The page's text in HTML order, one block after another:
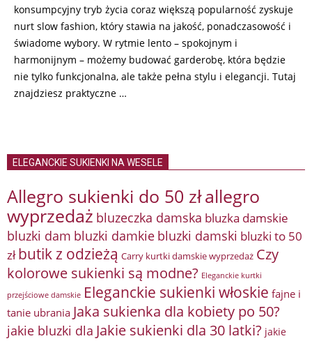
konsumpcyjny tryb życia coraz większą popularność zyskuje
nurt slow fashion, który stawia na jakość, ponadczasowość i
świadome wybory. W rytmie lento – spokojnym i
harmonijnym – możemy budować garderobę, która będzie
nie tylko funkcjonalna, ale także pełna stylu i elegancji. Tutaj
znajdziesz praktyczne …
ELEGANCKIE SUKIENKI NA WESELE
Allegro sukienki do 50 złallegro
wyprzedaż bluzeczka damska bluzka damskie
bluzki dam bluzki damkie bluzki damski bluzki to 50
zł butik z odzieżą Carry kurtki damskie wyprzedaż Czy
kolorowe sukienki są modne? Eleganckie kurtki
przejściowe damskie Eleganckie sukienki włoskie fajne i
tanie ubrania Jaka sukienka dla kobiety po 50?
jakie bluzki dla Jakie sukienki dla 30 latki? jakie